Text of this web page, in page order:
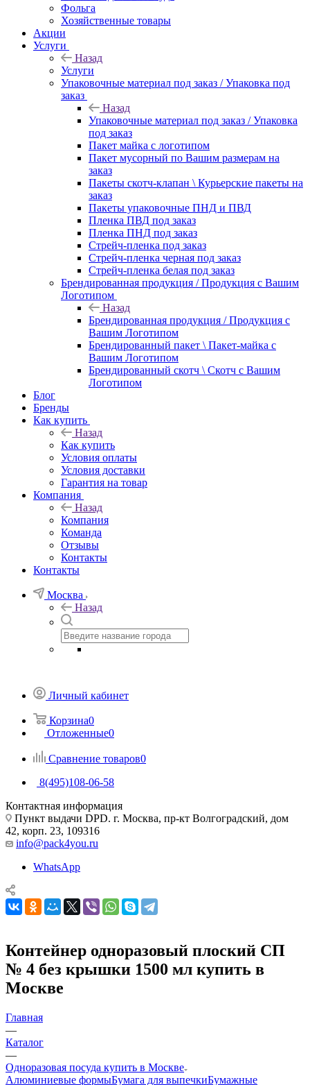
Фольга
Хозяйственные товары
Акции
Услуги
Назад
Услуги
Упаковочные материал под заказ / Упаковка под
заказ
Назад
Упаковочные материал под заказ / Упаковка
под заказ
Пакет майка с логотипом
Пакет мусорный по Вашим размерам на
заказ
Пакеты скотч-клапан \ Курьерские пакеты на
заказ
Пакеты упаковочные ПНД и ПВД
Пленка ПВД под заказ
Пленка ПНД под заказ
Стрейч-пленка под заказ
Стрейч-пленка черная под заказ
Стрейч-пленка белая под заказ
Брендированная продукция / Продукция с Вашим
Логотипом
Назад
Брендированная продукция / Продукция с
Вашим Логотипом
Брендированный пакет \ Пакет-майка с
Вашим Логотипом
Брендированный скотч \ Скотч с Вашим
Логотипом
Блог
Бренды
Как купить
Назад
Как купить
Условия оплаты
Условия доставки
Гарантия на товар
Компания
Назад
Компания
Команда
Отзывы
Контакты
Контакты
Москва
Назад
Личный кабинет
Корзина0
Отложенные0
Сравнение товаров0
8(495)108-06-58
Контактная информация
Пункт выдачи DPD. г. Москва, пр-кт Волгоградский, дом
42, корп. 23, 109316
info@pack4you.ru
WhatsApp
Контейнер одноразовый плоский СП
№ 4 без крышки 1500 мл купить в
Москве
Главная
—
Каталог
—
Одноразовая посуда купить в Москве
Алюминиевые формыБумага для выпечкиБумажные